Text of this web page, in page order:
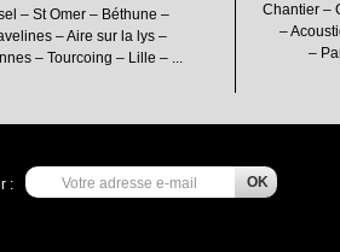
– St Omer – Béthune –
– Aire sur la lys –
– Tourcoing – Lille – ...
Chantier –
–
–
: